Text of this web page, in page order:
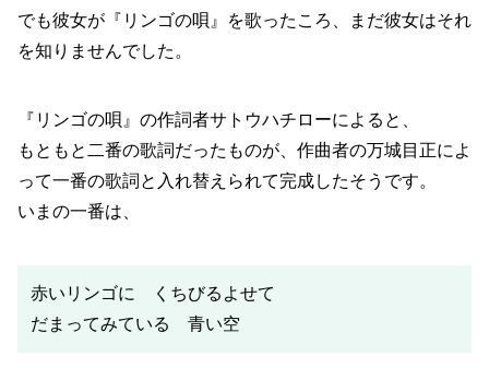
でも彼女が『リンゴの唄』を歌ったころ、まだ彼女はそれ
を知りませんでした。
『リンゴの唄』の作詞者サトウハチローによると、
もともと二番の歌詞だったものが、作曲者の万城目正によ
って一番の歌詞と入れ替えられて完成したそうです。
いまの一番は、
赤いリンゴに くちびるよせて
だまってみている 青い空